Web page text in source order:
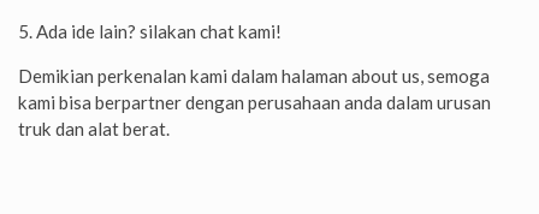
5. Ada ide lain? silakan chat kami!
Demikian perkenalan kami dalam halaman about us, semoga
kami bisa berpartner dengan perusahaan anda dalam urusan
truk dan alat berat.